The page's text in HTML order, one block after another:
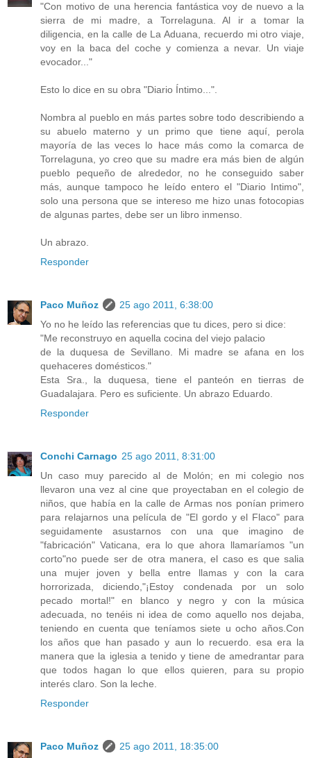
"Con motivo de una herencia fantástica voy de nuevo a la
sierra de mi madre, a Torrelaguna. Al ir a tomar la
diligencia, en la calle de La Aduana, recuerdo mi otro viaje,
voy en la baca del coche y comienza a nevar. Un viaje
evocador..."
Esto lo dice en su obra "Diario Íntimo...".
Nombra al pueblo en más partes sobre todo describiendo a
su abuelo materno y un primo que tiene aquí, perola
mayoría de las veces lo hace más como la comarca de
Torrelaguna, yo creo que su madre era más bien de algún
pueblo pequeño de alrededor, no he conseguido saber
más, aunque tampoco he leído entero el "Diario Intimo",
solo una persona que se intereso me hizo unas fotocopias
de algunas partes, debe ser un libro inmenso.
Un abrazo.
Responder
Paco Muñoz
25 ago 2011, 6:38:00
Yo no he leído las referencias que tu dices, pero si dice:
"Me reconstruyo en aquella cocina del viejo palacio
de la duquesa de Sevillano. Mi madre se afana en los
quehaceres domésticos."
Esta Sra., la duquesa, tiene el panteón en tierras de
Guadalajara. Pero es suficiente. Un abrazo Eduardo.
Responder
Conchi Carnago 25 ago 2011, 8:31:00
Un caso muy parecido al de Molón; en mi colegio nos
llevaron una vez al cine que proyectaban en el colegio de
niños, que había en la calle de Armas nos ponían primero
para relajarnos una película de "El gordo y el Flaco" para
seguidamente asustarnos con una que imagino de
"fabricación" Vaticana, era lo que ahora llamaríamos "un
corto"no puede ser de otra manera, el caso es que salia
una mujer joven y bella entre llamas y con la cara
horrorizada, diciendo,"¡Estoy condenada por un solo
pecado mortal!" en blanco y negro y con la música
adecuada, no tenéis ni idea de como aquello nos dejaba,
teniendo en cuenta que teníamos siete u ocho años.Con
los años que han pasado y aun lo recuerdo. esa era la
manera que la iglesia a tenido y tiene de amedrantar para
que todos hagan lo que ellos quieren, para su propio
interés claro. Son la leche.
Responder
Paco Muñoz
25 ago 2011, 18:35:00